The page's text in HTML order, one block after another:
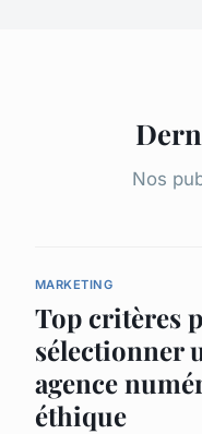
Nos
MARKETING
Top critères
sélectionner
agence
éthique